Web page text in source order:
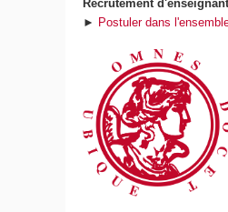
Recrutement
► Postuler dans